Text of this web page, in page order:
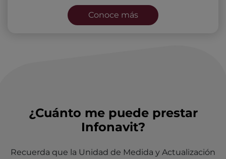
Conoce más
¿Cuánto me puede prestar
Infonavit?
Recuerda que la Unidad de Medida y Actualización